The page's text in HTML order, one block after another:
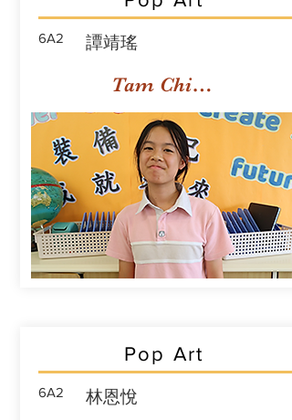
6A2 譚靖瑤
Tam Ching Yiu
Pop Art
6A2 林恩悅